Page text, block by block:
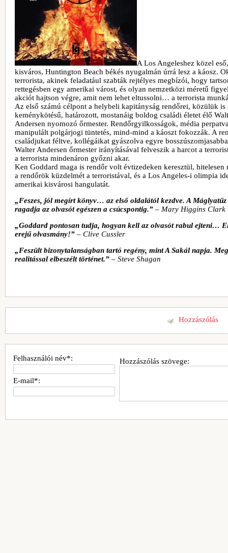
A Los Angeleshez közel
kisváros, Huntington Beach békés nyugalmán úrrá lesz a káosz.
terrorista, akinek feladatául szabták rejtélyes megbízói, hogy
rettegésben egy amerikai várost, és olyan nemzetközi méretű
akciót hajtson végre, amit nem lehet eltussolni… a terrorista
Az első számú célpont a helybeli kapitányság rendőrei, közülük is
keménykötésű, határozott, mostanáig boldog családi életet élő
Andersen nyomozó őrmester. Rendőrgyilkosságok, média
manipulált polgárjogi tüntetés, mind-mind a káoszt fokozzák. A
családjukat féltve, kollégáikat gyászolva egyre
Walter Andersen őrmester irányításával felveszik a harcot a
a terrorista mindenáron győzni akar.
Ken Goddard maga is rendőr volt évtizedeken keresztül, hitelesen
a rendőrök küzdelmét a terroristával, és a Los Angeles-i olimpia
amerikai kisvárosi hangulatát.
„Feszes, jól megírt könyv… az első oldalától kezdve. A
ragadja az olvasót egészen a csúcspontig.” – Mary Higgins Clark
„Goddard pontosan tudja, hogyan kell az olvasót rabul ejteni…
erejű olvasmány!” – Clive Cussler
„Feszült bizonytalanságban tartó regény, mint A Sakál napja.
realitással elbeszélt történet.” – Steve Shagan
Hozzászólás
Hozzászólás szövege:
Felhasználói név*:
E-mail*: